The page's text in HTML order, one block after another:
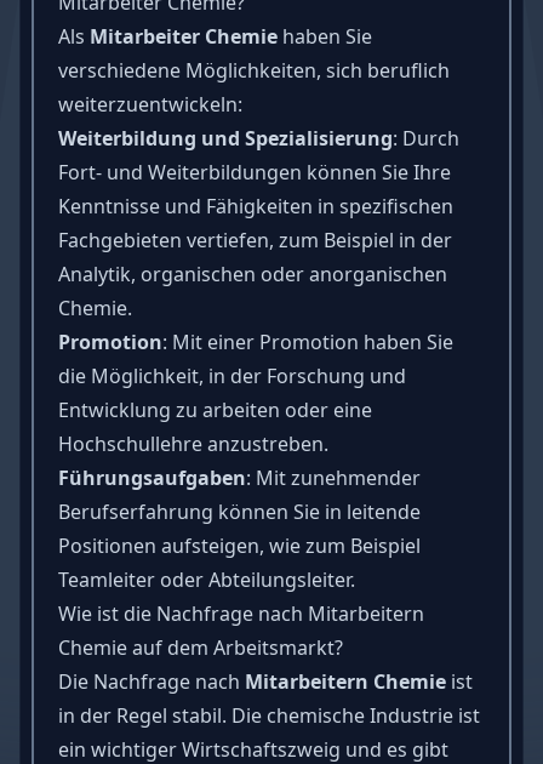
Als Mitarbeiter Chemiehaben Sie
verschiedene Möglichkeiten, sich beruflich
weiterzuentwickeln:
Weiterbildung und Spezialisierung: Durch
Fort- und Weiterbildungen können Sie Ihre
Kenntnisse und Fähigkeiten in spezifischen
Fachgebieten vertiefen, zum Beispiel in der
Analytik, organischen oder anorganischen
Chemie.
Promotion: Mit einer Promotion haben Sie
die Möglichkeit, in der Forschung und
Entwicklung zu arbeiten oder eine
Hochschullehre anzustreben.
Führungsaufgaben: Mit zunehmender
Berufserfahrung können Sie in leitende
Positionen aufsteigen, wie zum Beispiel
Teamleiter oder Abteilungsleiter.
Wie ist die Nachfrage nach Mitarbeitern
Chemie auf dem Arbeitsmarkt?
Die Nachfrage nach Mitarbeitern Chemieist
in der Regel stabil. Die chemische Industrie ist
ein wichtiger Wirtschaftszweig und es gibt